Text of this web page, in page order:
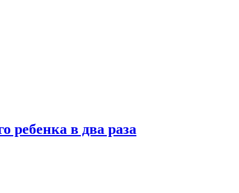
ребенка в два раза